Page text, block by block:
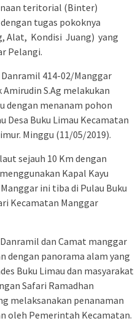
teritorial (Binter)
tugas pokoknya
Alat, Kondisi Juang) yang
Pelangi.
414-02/Manggar
S.Ag melakukan
dengan menanam pohon
Desa Buku Limau Kecamatan
Minggu (11/05/2019).
sejauh 10 Km dengan
Kapal Kayu
ini tiba di Pulau Buku
Kecamatan Manggar
dan Camat manggar
dengan panorama alam yang
Buku Limau dan masyarakat
Safari Ramadhan
melaksanakan penanaman
oleh Pemerintah Kecamatan.